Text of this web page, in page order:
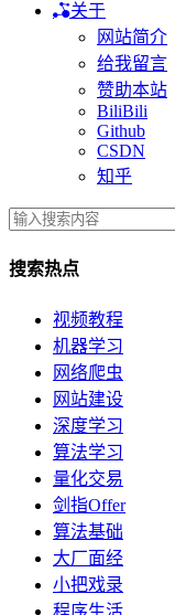
关于
网站简介
给我留言
赞助本站
BiliBili
Github
CSDN
知乎
搜索热点
视频教程
机器学习
网络爬虫
网站建设
深度学习
算法学习
量化交易
剑指Offer
算法基础
大厂面经
小把戏录
程序生活